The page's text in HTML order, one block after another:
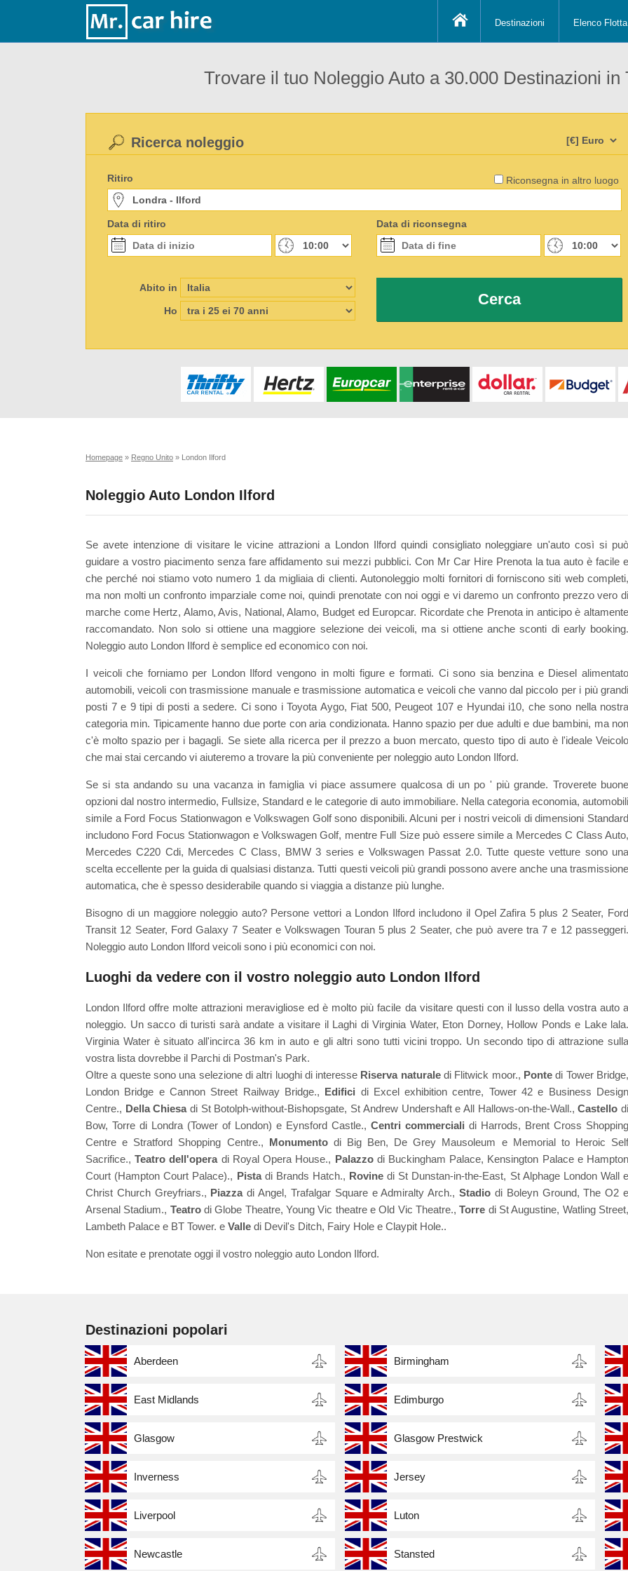
Destinazioni Elenco Flotta
Trovare il tuo Noleggio Auto a 30.000 Destinazioni in
Riconsegna in altro luogo
Ricerca noleggio
Ritiro
Data di ritiro Data di riconsegna
Abito in
Ho
Cerca
Homepage » Regno Unito » London Ilford
Noleggio Auto London Ilford
Se avete intenzione di visitare le vicine attrazioni a London Ilford quindi consigliato noleggiare un'auto così si può
guidare a vostro piacimento senza fare affidamento sui mezzi pubblici. Con Mr Car Hire Prenota la tua auto è facile e
che perché noi stiamo voto numero 1 da migliaia di clienti. Autonoleggio molti fornitori di forniscono siti web completi,
ma non molti un confronto imparziale come noi, quindi prenotate con noi oggi e vi daremo un confronto prezzo vero di
marche come Hertz, Alamo, Avis, National, Alamo, Budget ed Europcar. Ricordate che Prenota in anticipo è altamente
raccomandato. Non solo si ottiene una maggiore selezione dei veicoli, ma si ottiene anche sconti di early booking.
Noleggio auto London Ilford è semplice ed economico con noi.
I veicoli che forniamo per London Ilford vengono in molti figure e formati. Ci sono sia benzina e Diesel alimentato
automobili, veicoli con trasmissione manuale e trasmissione automatica e veicoli che vanno dal piccolo per i più grandi
posti 7 e 9 tipi di posti a sedere. Ci sono i Toyota Aygo, Fiat 500, Peugeot 107 e Hyundai i10, che sono nella nostra
categoria min. Tipicamente hanno due porte con aria condizionata. Hanno spazio per due adulti e due bambini, ma non
c'è molto spazio per i bagagli. Se siete alla ricerca per il prezzo a buon mercato, questo tipo di auto è l'ideale Veicolo
che mai stai cercando vi aiuteremo a trovare la più conveniente per noleggio auto London Ilford.
Se si sta andando su una vacanza in famiglia vi piace assumere qualcosa di un po ' più grande. Troverete buone
opzioni dal nostro intermedio, Fullsize, Standard e le categorie di auto immobiliare. Nella categoria economia, automobili
simile a Ford Focus Stationwagon e Volkswagen Golf sono disponibili. Alcuni per i nostri veicoli di dimensioni Standard
includono Ford Focus Stationwagon e Volkswagen Golf, mentre Full Size può essere simile a Mercedes C Class Auto,
Mercedes C220 Cdi, Mercedes C Class, BMW 3 series e Volkswagen Passat 2.0. Tutte queste vetture sono una
scelta eccellente per la guida di qualsiasi distanza. Tutti questi veicoli più grandi possono avere anche una trasmissione
automatica, che è spesso desiderabile quando si viaggia a distanze più lunghe.
Bisogno di un maggiore noleggio auto? Persone vettori a London Ilford includono il Opel Zafira 5 plus 2 Seater, Ford
Transit 12 Seater, Ford Galaxy 7 Seater e Volkswagen Touran 5 plus 2 Seater, che può avere tra 7 e 12 passeggeri.
Noleggio auto London Ilford veicoli sono i più economici con noi.
Luoghi da vedere con il vostro noleggio auto London Ilford
London Ilford offre molte attrazioni meravigliose ed è molto più facile da visitare questi con il lusso della vostra auto a
noleggio. Un sacco di turisti sarà andate a visitare il Laghi di Virginia Water, Eton Dorney, Hollow Ponds e Lake lala.
Virginia Water è situato all'incirca 36 km in auto e gli altri sono tutti vicini troppo. Un secondo tipo di attrazione sulla
vostra lista dovrebbe il Parchi di Postman's Park.
Oltre a queste sono una selezione di altri luoghi di interesse Riserva naturaledi Flitwick moor., Ponte di Tower Bridge,
London Bridge e Cannon Street Railway Bridge., Edifici di Excel exhibition centre, Tower 42 e Business Design
Centre., Della Chiesadi St Botolph-without-Bishopsgate, St Andrew Undershaft e All Hallows-on-the-Wall.,Castello di
Bow, Torre di Londra (Tower of London) e Eynsford Castle., Centri commerciali di Harrods, Brent Cross Shopping
Centre e Stratford Shopping Centre., Monumentodi Big Ben, De Grey Mausoleum e Memorial to Heroic Self
Sacrifice.,Teatro dell'operadi Royal Opera House., Palazzodi Buckingham Palace, Kensington Palace e Hampton
Court (Hampton Court Palace)., Pistadi Brands Hatch., Rovine di St Dunstan-in-the-East, St Alphage London Wall e
Christ Church Greyfriars., Piazzadi Angel, Trafalgar Square e Admiralty Arch.,Stadio di Boleyn Ground, The O2 e
Arsenal Stadium., Teatrodi Globe Theatre, Young Vic theatre e Old Vic Theatre.,Torre di St Augustine, Watling Street,
Lambeth Palace e BT Tower. e Valle di Devil's Ditch, Fairy Hole e Claypit Hole..
Non esitate e prenotate oggi il vostro noleggio auto London Ilford.
Destinazioni popolari
Aberdeen Birmingham
East Midlands Edimburgo
Glasgow Glasgow Prestwick
Inverness Jersey
Liverpool Luton
Newcastle Stansted